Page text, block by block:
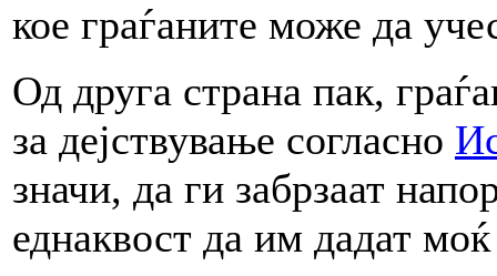
кое граѓаните може да
Од друга страна пак,
за дејствување согласно
значи, да ги забрзаат
еднаквост да им дадат